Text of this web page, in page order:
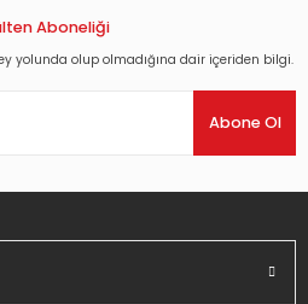
ederiz.
bilgiler bulunuyor.
Aboneliği
yolunda olup olmadığına dair içeriden bilgi.
Abone Ol